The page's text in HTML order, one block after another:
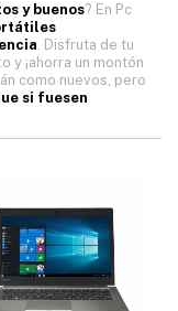
y buenos? En Pc
. Disfruta de tu
¡ahorra un montón
como nuevos, pero
si fuesen